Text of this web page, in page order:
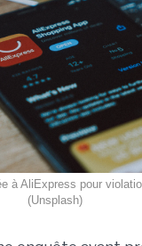
à AliExpress pour
(Unsplash)